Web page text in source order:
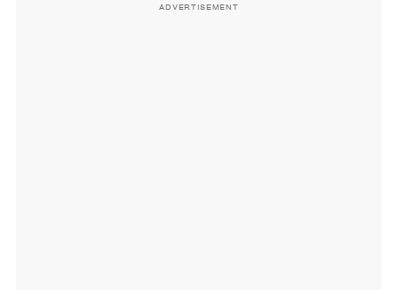
ADVERTISEMENT